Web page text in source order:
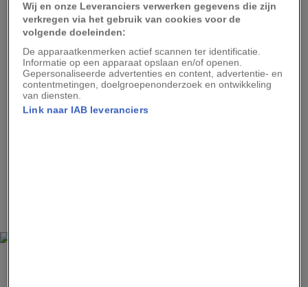
De pinksterbeweging
bereikt Europa
‘Twee groote zalen waren overvol. De opwekking
had den hoogsten graad bereikt. Er werd met
vuur gebeden en gezongen, geweend en
Wij en onze Leveranciers verwerken gegevens die zijn
verkregen via het gebruik van cookies voor de
volgende doeleinden:
De apparaatkenmerken actief scannen ter identificatie.
Informatie op een apparaat opslaan en/of openen.
Gepersonaliseerde advertenties en content, advertentie- en
contentmetingen, doelgroepenonderzoek en ontwikkeling
van diensten.
Link naar IAB leveranciers